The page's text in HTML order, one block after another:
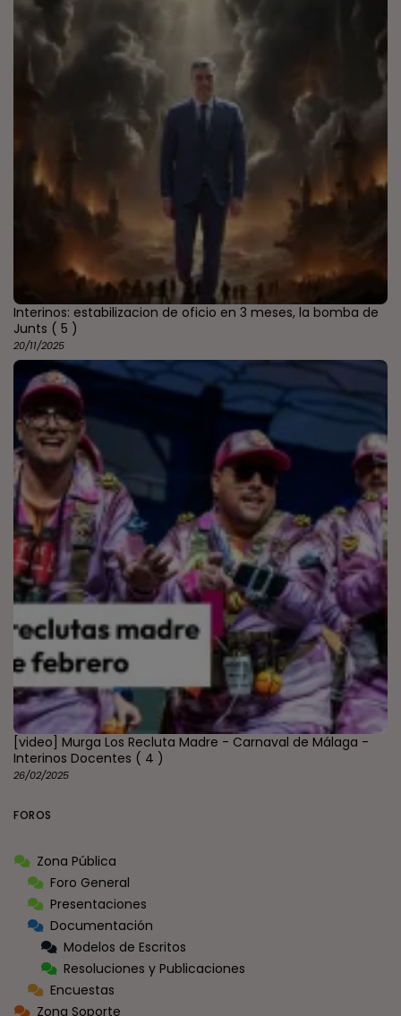
Interinos: estabilizacion de oficio en 3 meses, la bomba de
Junts ( 5 )
20/11/2025
[video] Murga Los Recluta Madre - Carnaval de Málaga -
Interinos Docentes ( 4 )
26/02/2025
FOROS
Zona Pública
Foro General
Presentaciones
Documentación
Modelos de Escritos
Resoluciones y Publicaciones
Encuestas
Zona Soporte